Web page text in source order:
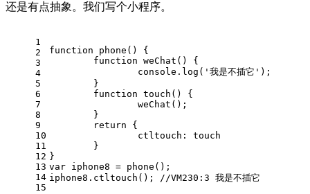
还是有点抽象。我们写个小程序。
1
2
3
4
5
6
7
8
9
10
11
12
13
14
15
function phone ( ) {
function weChat ( ) {
console .log( '我是不插它' );
	}
function touch ( ) {
		weChat();
	}
return {
ctltouch : touch
	}
}
var iphone8 = phone();
iphone8.ctltouch(); //VM230:3 我是不插它